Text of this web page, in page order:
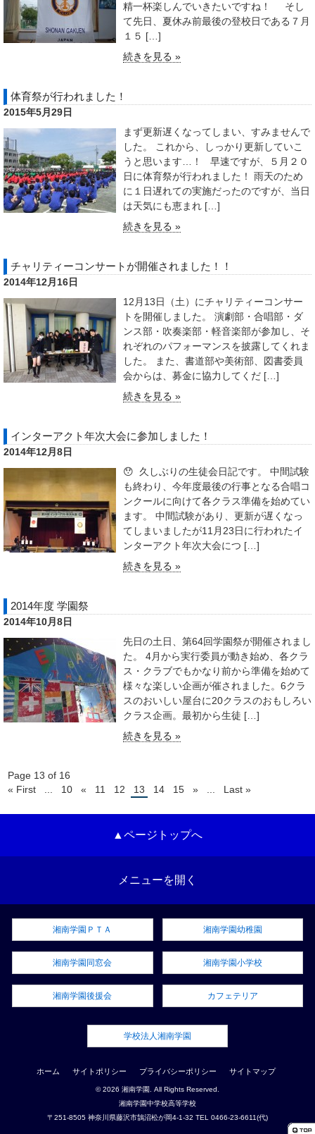
精一杯楽しんでいきたいですね！ そし
て先日、夏休み前最後の登校日である７月
１５ […]
続きを見る »
体育祭が行われました！
2015年5月29日
まず更新遅くなってしまい、すみませんで
した。 これから、しっかり更新していこ
うと思います…！ 早速ですが、５月２０
日に体育祭が行われました！ 雨天のため
に１日遅れての実施だったのですが、当日
は天気にも恵まれ […]
続きを見る »
チャリティーコンサートが開催されました！！
2014年12月16日
12月13日（土）にチャリティーコンサー
トを開催しました。 演劇部・合唱部・ダ
ンス部・吹奏楽部・軽音楽部が参加し、そ
れぞれのパフォーマンスを披露してくれま
した。 また、書道部や美術部、図書委員
会からは、募金に協力してくだ […]
続きを見る »
インターアクト年次大会に参加しました！
2014年12月8日
😯 久しぶりの生徒会日記です。 中間試験
も終わり、今年度最後の行事となる合唱コ
ンクールに向けて各クラス準備を始めてい
ます。 中間試験があり、更新が遅くなっ
てしまいましたが11月23日に行われたイ
ンターアクト年次大会につ […]
続きを見る »
2014年度 学園祭
2014年10月8日
先日の土日、第64回学園祭が開催されまし
た。 4月から実行委員が動き始め、各クラ
ス・クラブでもかなり前から準備を始めて
様々な楽しい企画が催されました。6クラ
スのおいしい屋台に20クラスのおもしろい
クラス企画。最初から生徒 […]
続きを見る »
Page 13 of 16
« First
10 « 11 12 13 14 15 » Last »
▲ページトップへ
メニューを開く
湘南学園ＰＴＡ
湘南学園同窓会
湘南学園後援会
湘南学園幼稚園
湘南学園小学校
カフェテリア
学校法人湘南学園
ホーム サイトポリシー プライバシーポリシー サイトマップ
© 2026 湘南学園. All Rights Reserved.
湘南学園中学校高等学校
〒251-8505 神奈川県藤沢市鵠沼松が岡4-1-32 TEL 0466-23-6611(代)